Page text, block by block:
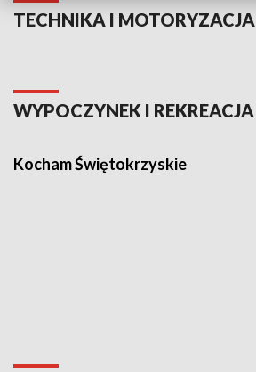
TECHNIKA I MOTORYZACJA
WYPOCZYNEK I REKREACJA
Kocham Świętokrzyskie